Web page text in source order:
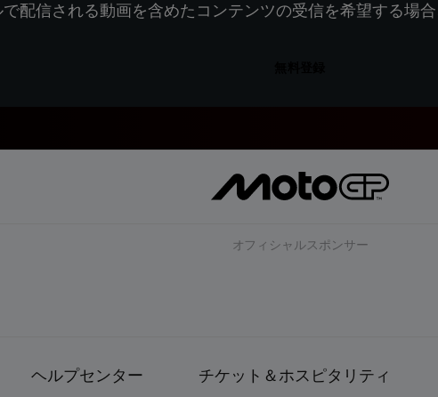
配信される動画を含めたコンテンツの受信を希望する場
オフィシャルスポンサー
ヘルプセンター チケット＆ホスピタリティ